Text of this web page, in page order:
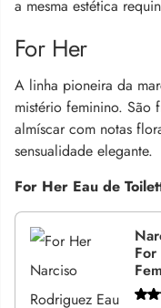
a mesma estética
For Her
A linha pioneira da
mistério feminino. São
almíscar com notas
sensualidade elegante.
For Her Eau de